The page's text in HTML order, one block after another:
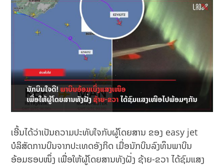
ເອີ້ນໄດ້ວ່າເປັນຄວາມປະທັບໃຈກັບຜູ້ໂດຍສານ ຂອງ easy jet
ບໍລິສັດການບິນຈາກປະເທດອັງກິດ ເມື່ອນັກບິນລົງທຶນພາບິນ
ອ້ອມຮອບໜຶ່ງ ເພື່ອໃຫ້ຜູ້ໂດຍສານທັງຝັ່ງ ຊ້າຍ-ຂວາ ໄດ້ຊົມແສງ